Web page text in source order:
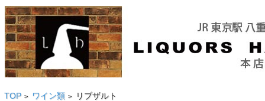
TOP > ワイン類 > リブザルト